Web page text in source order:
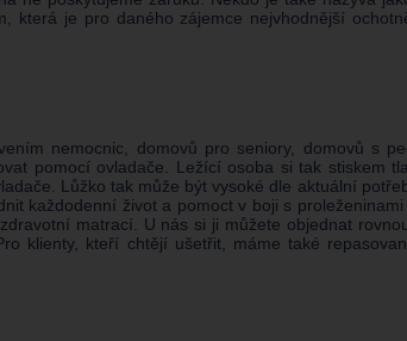
je pro daného zájemce nejvhodnější
nemocnic, domovů pro seniory, domovů s
pomocí ovladače. Ležící osoba si tak stiskem
Lůžko tak může být vysoké dle aktuální
každodenní život a pomoct v boji s
matrací. U nás si ji můžete objednat
klienty, kteří chtějí ušetřit, máme také